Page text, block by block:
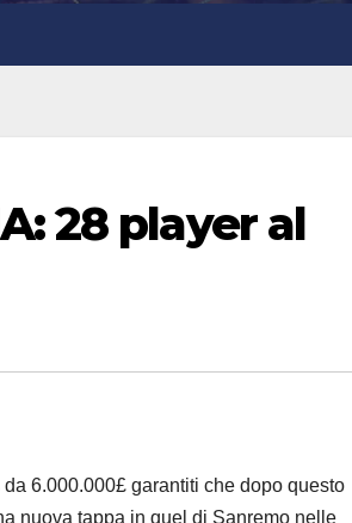
28 player al
6.000.000£ garantiti che dopo questo
nuova tappa in quel di Sanremo nelle